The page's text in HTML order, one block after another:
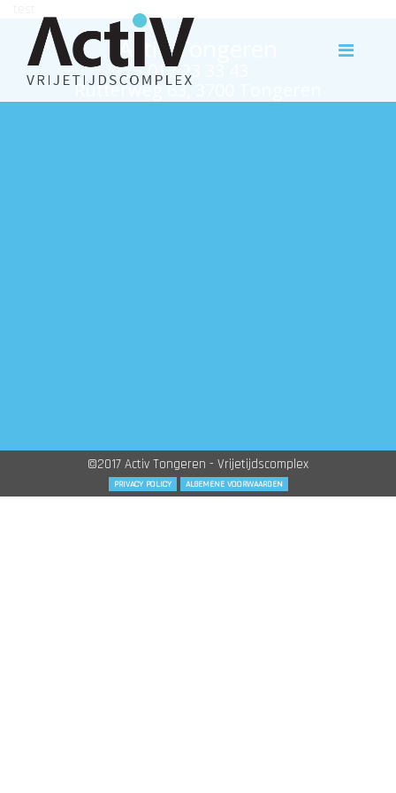
Activ Tongeren
012 23 33 43
Rutterweg 63, 3700 Tongeren
©2017 Activ Tongeren - Vrijetijdscomplex
PRIVACY POLICY ALGEMENE VOORWAARDEN